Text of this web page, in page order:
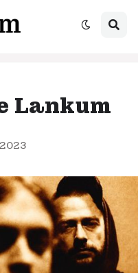
Lankum